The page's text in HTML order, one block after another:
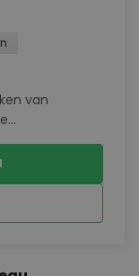
van
verschillende
De